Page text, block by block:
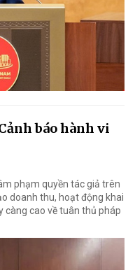
báo hành vi
phạm quyền tác giả trên
doanh thu, hoạt động khai
càng cao về tuân thủ pháp